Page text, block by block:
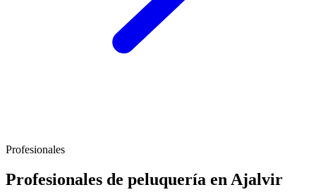
Profesionales
Profesionales de peluquería en Ajalvir